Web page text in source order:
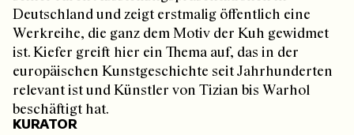
Deutschland und zeigt erstmalig öffentlich eine
Werkreihe, die ganz dem Motiv der Kuh gewidmet
ist. Kiefer greift hier ein Thema auf, das in der
europäischen Kunstgeschichte seit Jahrhunderten
relevant ist und Künstler von Tizian bis Warhol
beschäftigt hat.
KURATOR